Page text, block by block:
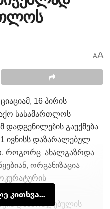
AA
16 პირის
სასამართლოს
გაუქმება
ივნისს დაზარალებულ
როგორც ახალგაზრდა
ორგანიზაცია
21 ივნისს
დაზარალებულის
კითხვა...